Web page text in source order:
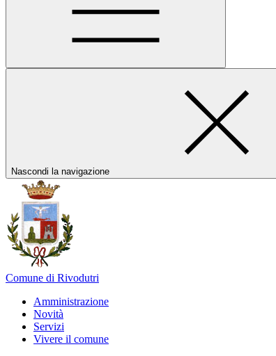
Nascondi la navigazione
Comune di Rivodutri
Amministrazione
Novità
Servizi
Vivere il comune